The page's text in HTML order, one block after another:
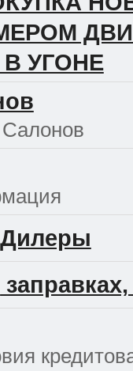
УГОНЕ